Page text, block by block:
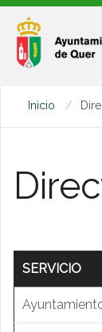
Inicio
SERVICIO